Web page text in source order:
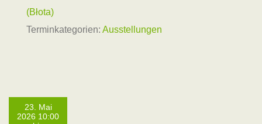
(Błota)
Terminkategorien: Ausstellungen
23. Mai
2026 10:00